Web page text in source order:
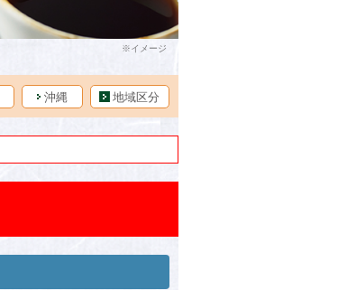
沖縄 地域区分